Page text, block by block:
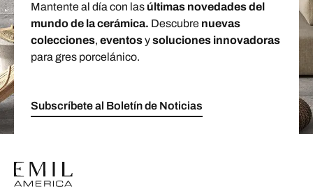
Mantente al día con las últimas novedades del
mundo de la cerámica. Descubre nuevas
colecciones, eventosysoluciones innovadoras
para gres porcelánico.
Subscríbete al Boletín de Noticias